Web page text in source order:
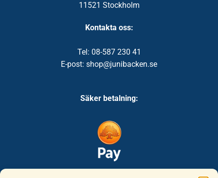
11521 Stockholm
Kontakta oss:
Tel: 08-587 230 41
E-post: shop@junibacken.se
Säker betalning: